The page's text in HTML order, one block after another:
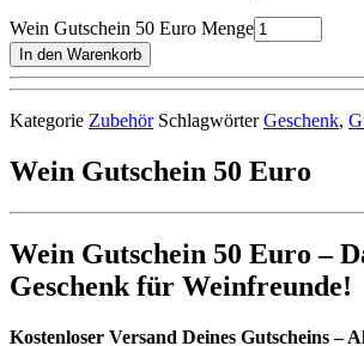
Wein Gutschein 50 Euro Menge
In den Warenkorb
Kategorie Zubehör Schlagwörter Geschenk,
Wein Gutschein 50 Euro
Wein Gutschein 50 Euro –
Geschenk für Weinfreunde!
Kostenloser Versand Deines Gutscheins –